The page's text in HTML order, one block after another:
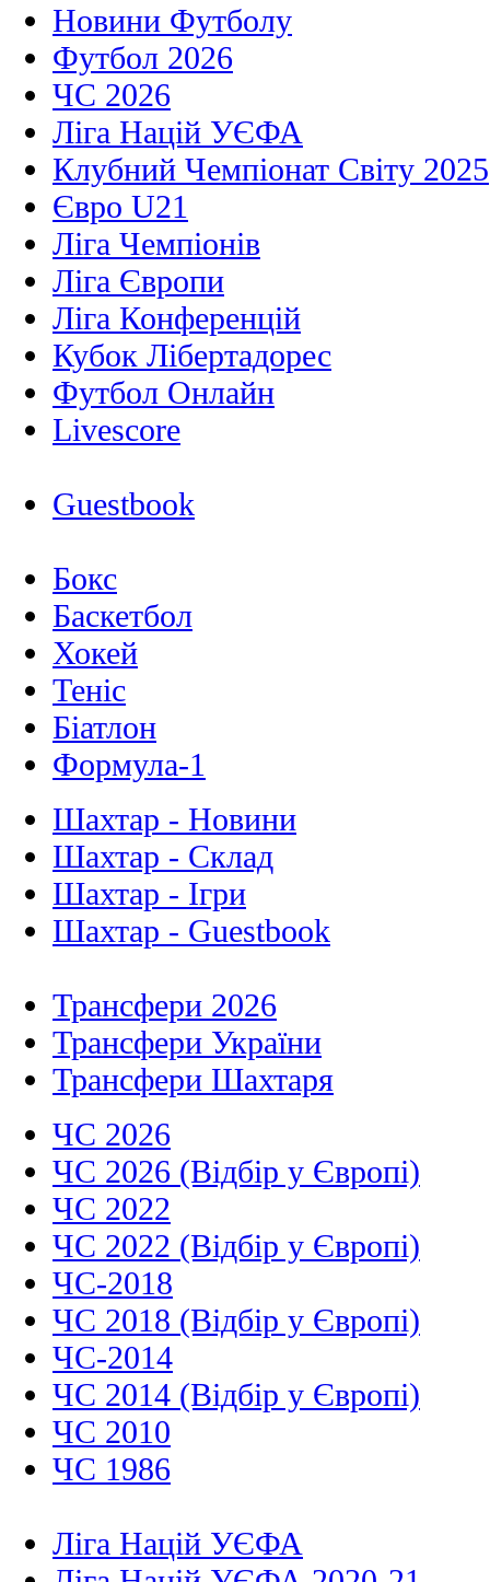
Новини Футболу
Футбол 2026
ЧС 2026
Ліга Націй УЄФА
Клубний Чемпіонат Світу 2025
Євро U21
Ліга Чемпіонів
Ліга Європи
Ліга Конференцій
Кубок Лібертадорес
Футбол Онлайн
Livescore
Guestbook
Бокс
Баскетбол
Хокей
Теніс
Біатлон
Формула-1
Шахтар - Новини
Шахтар - Склад
Шахтар - Ігри
Шахтар - Guestbook
Трансфери 2026
Трансфери України
Трансфери Шахтаря
ЧС 2026
ЧС 2026 (Відбір у Європі)
ЧС 2022
ЧС 2022 (Відбір у Європі)
ЧС-2018
ЧС 2018 (Відбір у Європі)
ЧС-2014
ЧС 2014 (Відбір у Європі)
ЧС 2010
ЧС 1986
Ліга Націй УЄФА